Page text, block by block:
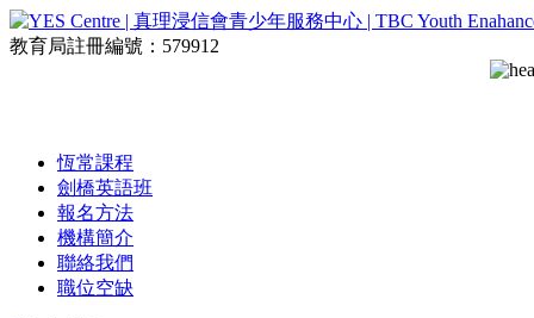
教育局註冊編號：579912
恆常課程
劍橋英語班
報名方法
機構簡介
聯絡我們
職位空缺